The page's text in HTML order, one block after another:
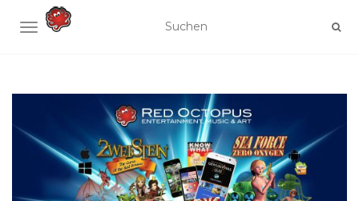
NAVIGATION UMSCHALTEN